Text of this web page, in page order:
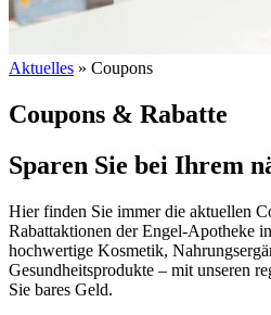
Aktuelles » Coupons
Coupons & Rabatte
Sparen Sie bei Ihrem
Hier finden Sie immer die aktuellen
Rabattaktionen der Engel-Apotheke
hochwertige Kosmetik,
Gesundheitsprodukte – mit unseren
Sie bares Geld.